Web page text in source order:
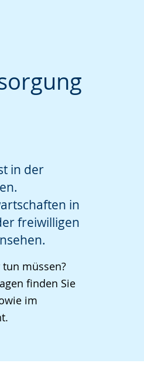
in der
in
freiwilligen
müssen?
finden Sie
im